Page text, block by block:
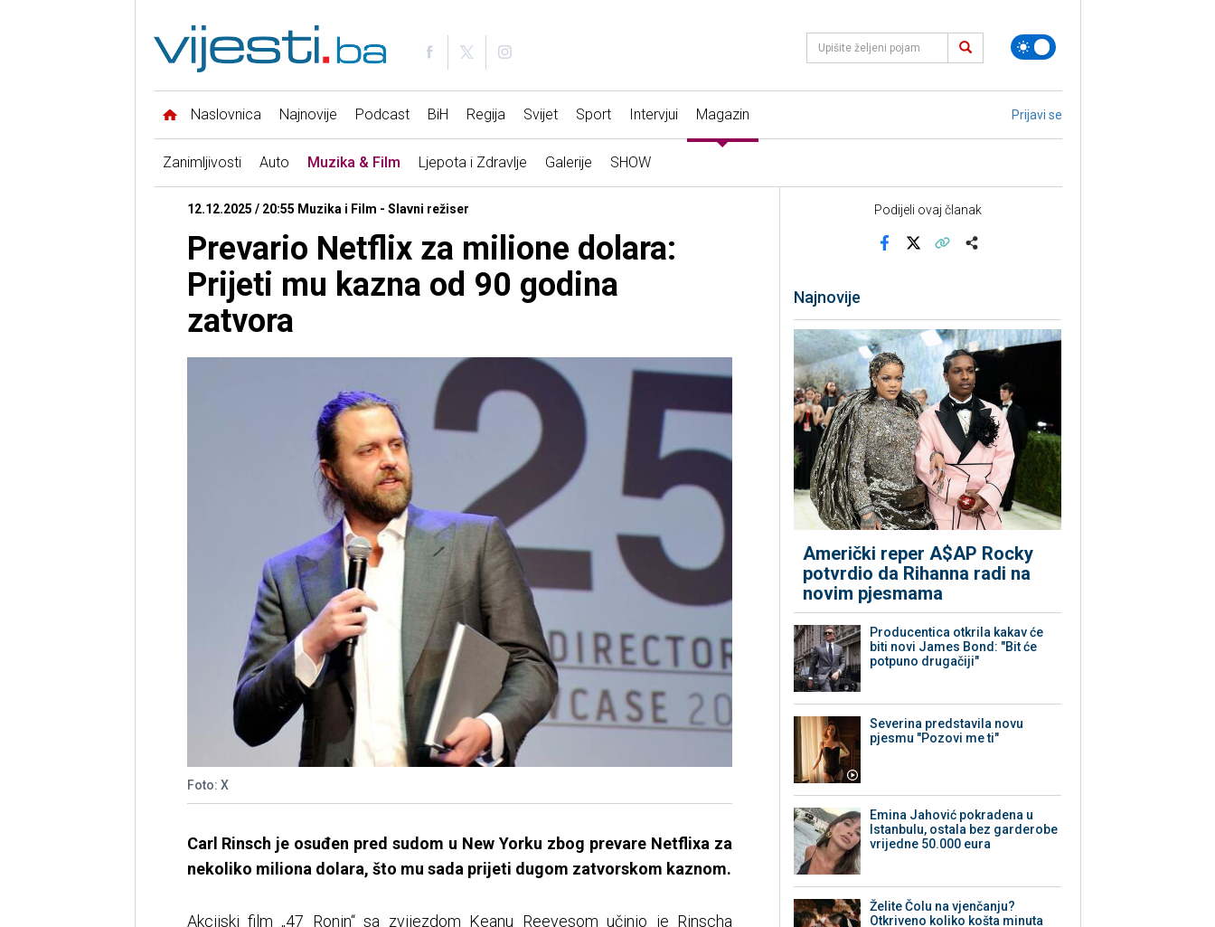
Naslovnica Najnovije Podcast BiH Regija Svijet Sport Intervjui Magazin Prijavi se
Zanimljivosti Auto Muzika & Film Ljepota i Zdravlje Galerije SHOW
12.12.2025 / 20:55 Muzika i Film - Slavni režiser
Prevario Netflix za milione dolara:
Prijeti mu kazna od 90 godina
zatvora
Foto: X
Carl Rinsch je osuđen pred sudom u New Yorku zbog prevare Netflixa za
nekoliko miliona dolara, što mu sada prijeti dugom zatvorskom kaznom.
Akcijski film „47 Ronin“ sa zvijezdom Keanu Reevesom učinio je Rinscha
Podijeli ovaj članak
Najnovije
Američki reper A$AP Rocky
potvrdio da Rihanna radi na
novim pjesmama
Producentica otkrila kakav će
biti novi James Bond: "Bit će
potpuno drugačiji"
Severina predstavila novu
pjesmu "Pozovi me ti"
Emina Jahović pokradena u
Istanbulu, ostala bez garderobe
vrijedne 50.000 eura
Želite Čolu na vjenčanju?
Otkriveno koliko košta minuta